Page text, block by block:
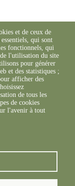
et de ceux de
qui sont
fonctionnels, qui
l'utilisation du site
pour générer
et des statistiques ;
afficher des
de tous les
de cookies
l'avenir à tout